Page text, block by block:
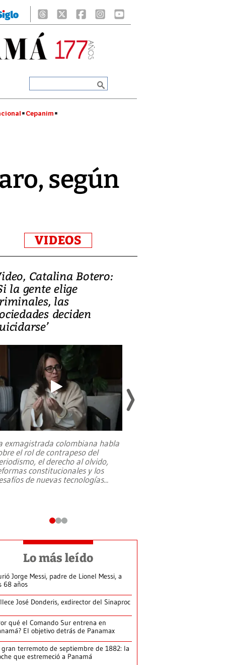
Cepanim
según
VIDEOS
Catalina Botero:
la gente elige
las
deciden
exmagistrada colombiana habla
el rol de contrapeso del
el derecho al olvido,
constitucionales y los
de nuevas tecnologías...
Lo más leído
Jorge Messi, padre de Lionel Messi, a
68 años
José Donderis, exdirector del Sinaproc
qué el Comando Sur entrena en
El objetivo detrás de Panamax
gran terremoto de septiembre de 1882: la
que estremeció a Panamá